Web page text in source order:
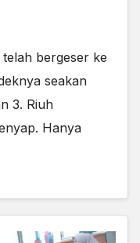
bergeser ke
seakan
3. Riuh
Hanya